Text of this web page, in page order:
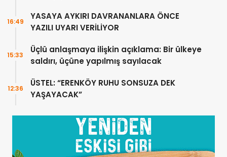
YASAYA AYKIRI DAVRANANLARA ÖNCE
YAZILI UYARI VERİLİYOR
16:49
Üçlü anlaşmaya ilişkin açıklama: Bir ülkeye
saldırı, üçüne yapılmış sayılacak
15:33
ÜSTEL: “ERENKÖY RUHU SONSUZA DEK
YAŞAYACAK”
12:36